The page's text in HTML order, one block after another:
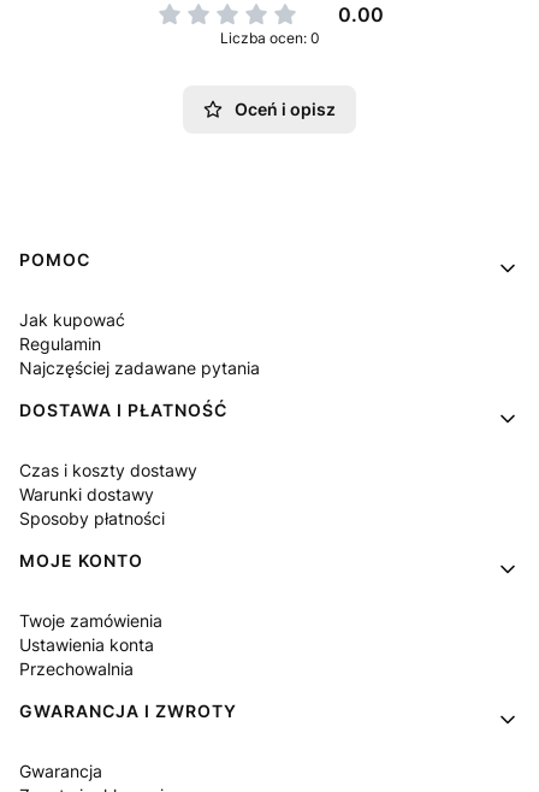
0.00
Liczba ocen: 0
Oceń i opisz
Linki w stopce
POMOC
Jak kupować
Regulamin
Najczęściej zadawane pytania
DOSTAWA I PŁATNOŚĆ
Czas i koszty dostawy
Warunki dostawy
Sposoby płatności
MOJE KONTO
Twoje zamówienia
Ustawienia konta
Przechowalnia
GWARANCJA I ZWROTY
Gwarancja